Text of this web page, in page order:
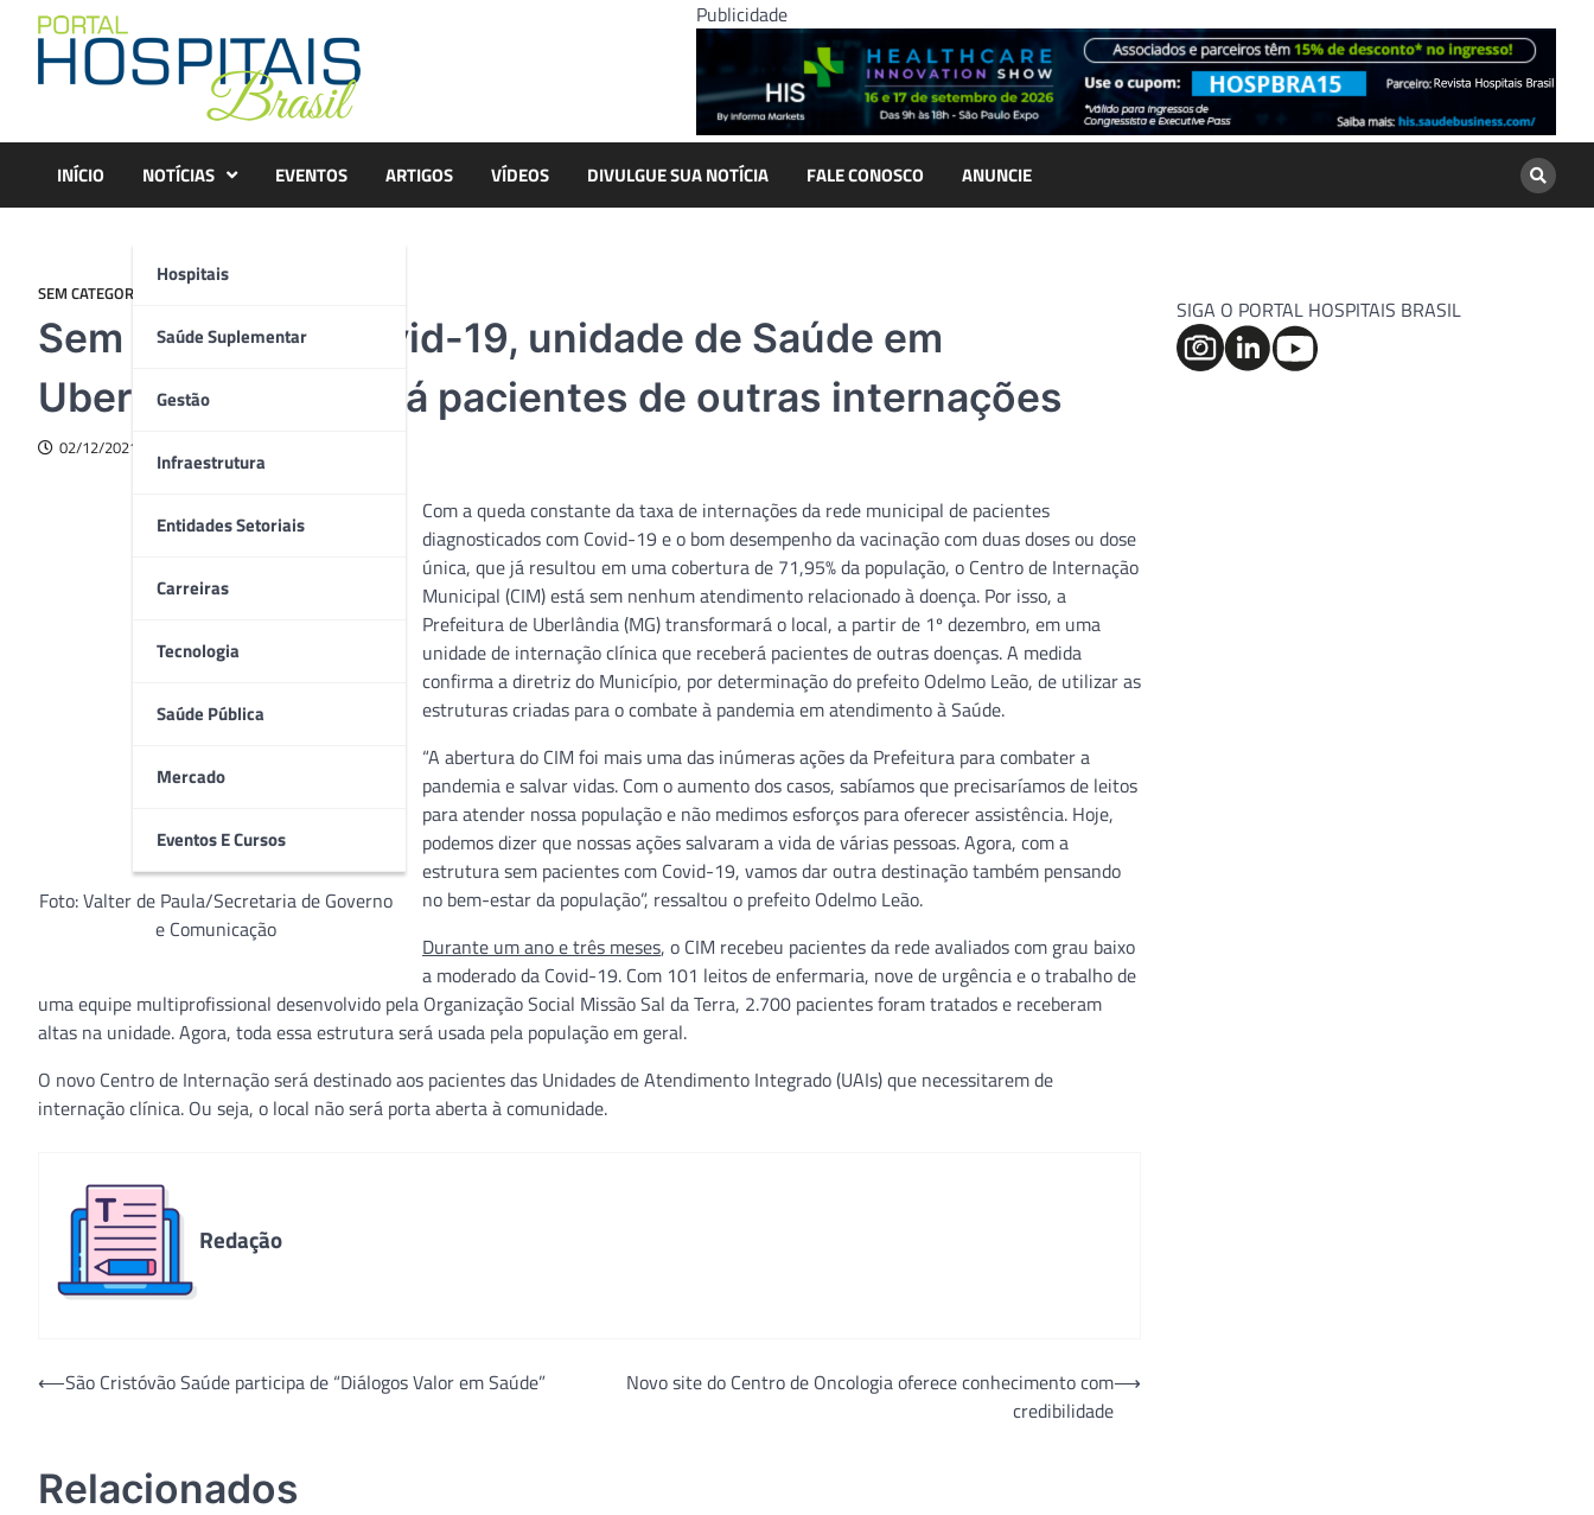
content
Publicidade
INÍCIO NOTÍCIAS
Hospitais
Saúde Suplementar
Gestão
Infraestrutura
Entidades Setoriais
Carreiras
Tecnologia
Saúde Pública
Mercado
Eventos E Cursos
EVENTOS ARTIGOS VÍDEOS DIVULGUE SUA NOTÍCIA FALE CONOSCO ANUNCIE
SEM CATEGORIA
Sem pacientes Covid-19, unidade de Saúde em
Uberlândia receberá pacientes de outras internações
02/12/2021
Foto: Valter de Paula/Secretaria de Governo
e Comunicação
Com a queda constante da taxa de internações da rede municipal de pacientes
diagnosticados com Covid-19 e o bom desempenho da vacinação com duas doses ou dose
única, que já resultou em uma cobertura de 71,95% da população, o Centro de Internação
Municipal (CIM) está sem nenhum atendimento relacionado à doença. Por isso, a
Prefeitura de Uberlândia (MG) transformará o local, a partir de 1º dezembro, em uma
unidade de internação clínica que receberá pacientes de outras doenças. A medida
confirma a diretriz do Município, por determinação do prefeito Odelmo Leão, de utilizar as
estruturas criadas para o combate à pandemia em atendimento à Saúde.
“A abertura do CIM foi mais uma das inúmeras ações da Prefeitura para combater a
pandemia e salvar vidas. Com o aumento dos casos, sabíamos que precisaríamos de leitos
para atender nossa população e não medimos esforços para oferecer assistência. Hoje,
podemos dizer que nossas ações salvaram a vida de várias pessoas. Agora, com a
estrutura sem pacientes com Covid-19, vamos dar outra destinação também pensando
no bem-estar da população”, ressaltou o prefeito Odelmo Leão.
Durante um ano e três meses, o CIM recebeu pacientes da rede avaliados com grau baixo
a moderado da Covid-19. Com 101 leitos de enfermaria, nove de urgência e o trabalho de
uma equipe multiprofissional desenvolvido pela Organização Social Missão Sal da Terra, 2.700 pacientes foram tratados e receberam
altas na unidade. Agora, toda essa estrutura será usada pela população em geral.
O novo Centro de Internação será destinado aos pacientes das Unidades de Atendimento Integrado (UAIs) que necessitarem de
internação clínica. Ou seja, o local não será porta aberta à comunidade.
Redação
Navegação
⟵São Cristóvão Saúde participa de “Diálogos Valor em Saúde”
Novo site do Centro de Oncologia oferece conhecimento com
credibilidade
⟶
Relacionados
SIGA O PORTAL HOSPITAIS BRASIL